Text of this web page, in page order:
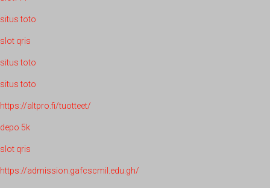
situs toto
slot qris
situs toto
situs toto
https://altpro.fi/tuotteet/
depo 5k
slot qris
https://admission.gafcscmil.edu.gh/